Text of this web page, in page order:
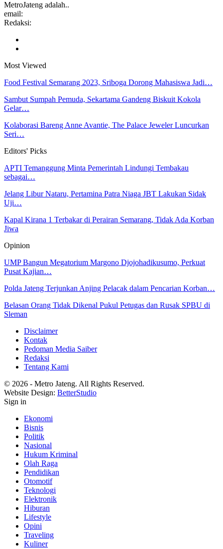
MetroJateng adalah..
email:
Redaksi:
Most Viewed
Food Festival Semarang 2023, Sriboga Dorong Mahasiswa Jadi…
Sambut Sumpah Pemuda, Sekartama Gandeng Biskuit Kokola
Gelar…
Kolaborasi Bareng Anne Avantie, The Palace Jeweler Luncurkan
Seri…
Editors' Picks
APTI Temanggung Minta Pemerintah Lindungi Tembakau
sebagai…
Jelang Libur Nataru, Pertamina Patra Niaga JBT Lakukan Sidak
Uji…
Kapal Kirana 1 Terbakar di Perairan Semarang, Tidak Ada Korban
Jiwa
Opinion
UMP Bangun Megatorium Margono Djojohadikusumo, Perkuat
Pusat Kajian…
Polda Jateng Terjunkan Anjing Pelacak dalam Pencarian Korban…
Belasan Orang Tidak Dikenal Pukul Petugas dan Rusak SPBU di
Sleman
Disclaimer
Kontak
Pedoman Media Saiber
Redaksi
Tentang Kami
© 2026 - Metro Jateng. All Rights Reserved.
Website Design: BetterStudio
Sign in
Ekonomi
Bisnis
Politik
Nasional
Hukum Kriminal
Olah Raga
Pendidikan
Otomotif
Teknologi
Elektronik
Hiburan
Lifestyle
Opini
Traveling
Kuliner